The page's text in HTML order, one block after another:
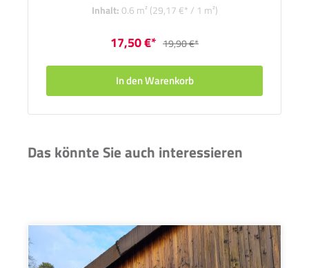
Inhalt:0.6 m² (29,17 €* / 1 m²)
17,50 €* 19,90 €*
In den Warenkorb
Das könnte Sie auch interessieren